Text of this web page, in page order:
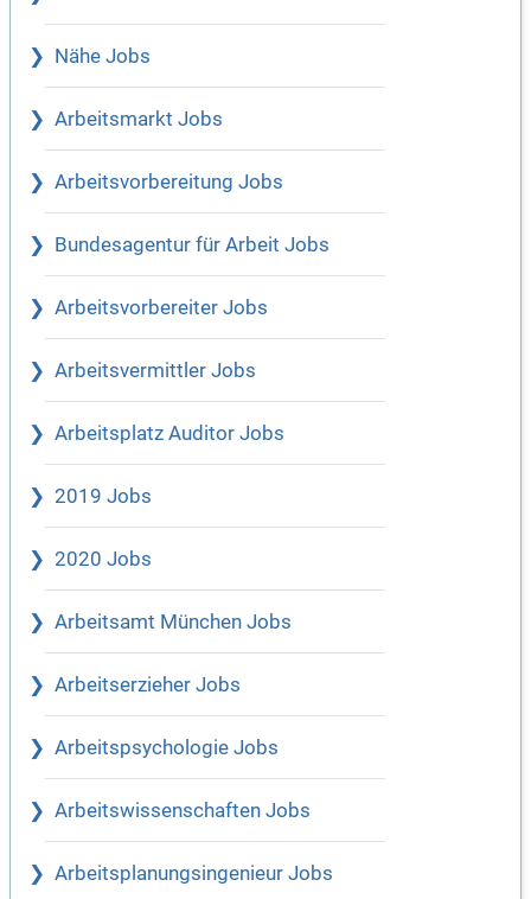
Nähe Jobs
Arbeitsmarkt Jobs
Arbeitsvorbereitung Jobs
Bundesagentur für Arbeit Jobs
Arbeitsvorbereiter Jobs
Arbeitsvermittler Jobs
Arbeitsplatz Auditor Jobs
2019 Jobs
2020 Jobs
Arbeitsamt München Jobs
Arbeitserzieher Jobs
Arbeitspsychologie Jobs
Arbeitswissenschaften Jobs
Arbeitsplanungsingenieur Jobs